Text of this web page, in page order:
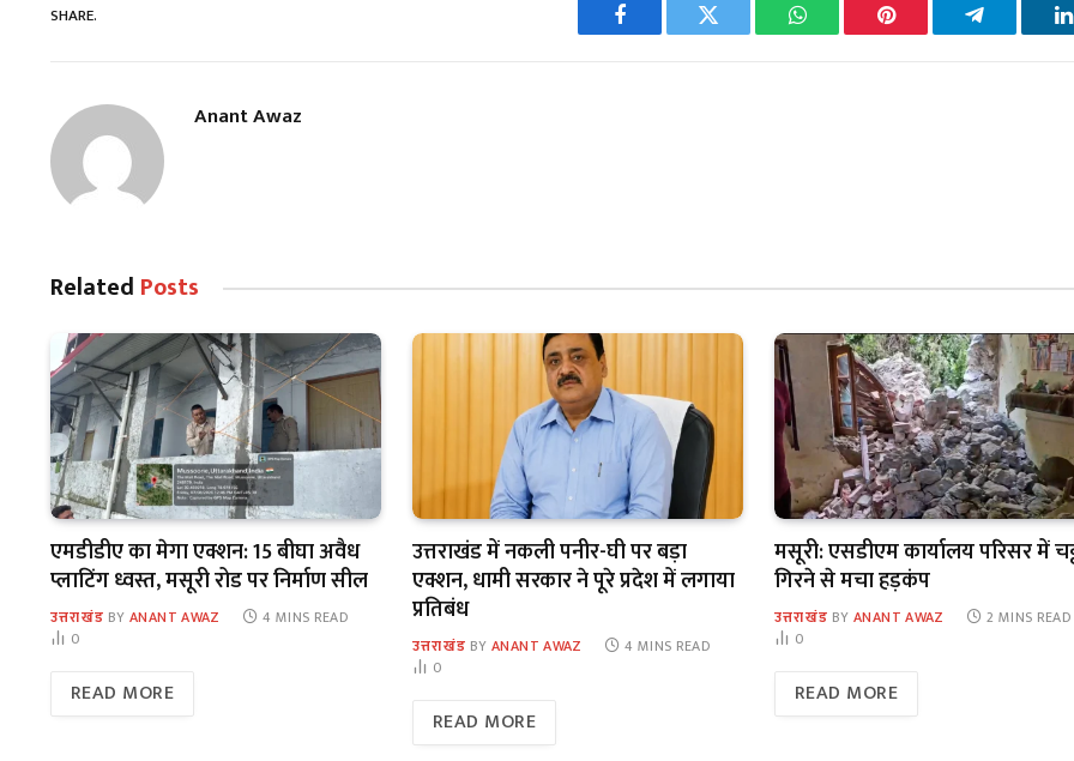
SHARE.
Facebook Twitter WhatsAppPinterest Telegram
Anant Awaz
Related Posts
एमडीडीए का मेगा एक्शन: 15 बीघा अवैध
प्लाटिंग ध्वस्त, मसूरी रोड पर निर्माण सील
उत्तराखंड BY ANANT AWAZ
4 MINS READ
0
READ MORE
उत्तराखंड में नकली पनीर-घी पर बड़ा
एक्शन, धामी सरकार ने पूरे प्रदेश में लगाया
प्रतिबंध
उत्तराखंड BY ANANT AWAZ
4 MINS READ
0
READ MORE
मसूरी: एसडीएम कार्यालय परिसर में
गिरने से मचा हड़कंप
उत्तराखंड BY ANANT AWAZ
2 MINS READ
0
READ MORE